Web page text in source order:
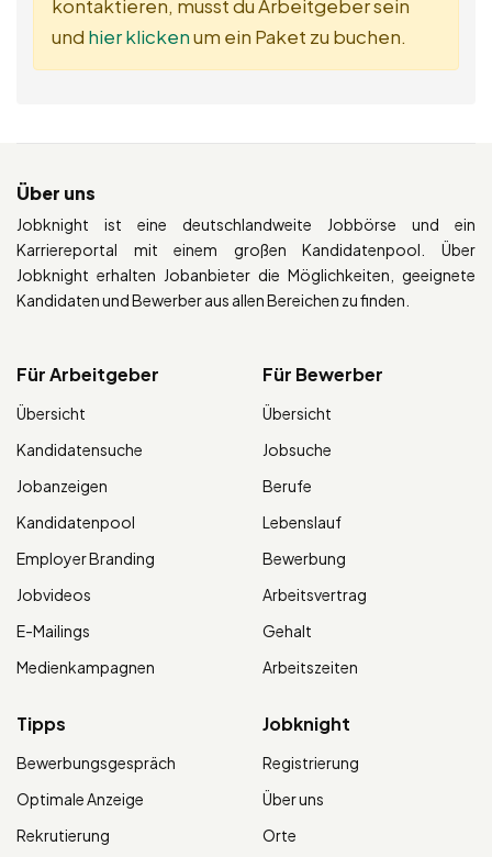
kontaktieren, musst du Arbeitgeber sein
und hier klickenum ein Paket zu buchen.
Über uns
Jobknight ist eine deutschlandweite Jobbörse und ein
Karriereportal mit einem großen Kandidatenpool. Über
Jobknight erhalten Jobanbieter die Möglichkeiten, geeignete
Kandidaten und Bewerber aus allen Bereichen zu finden.
Für Arbeitgeber
Übersicht
Kandidatensuche
Jobanzeigen
Kandidatenpool
Employer Branding
Jobvideos
E-Mailings
Medienkampagnen
Für Bewerber
Übersicht
Jobsuche
Berufe
Lebenslauf
Bewerbung
Arbeitsvertrag
Gehalt
Arbeitszeiten
Tipps
Bewerbungsgespräch
Optimale Anzeige
Rekrutierung
Jobknight
Registrierung
Über uns
Orte